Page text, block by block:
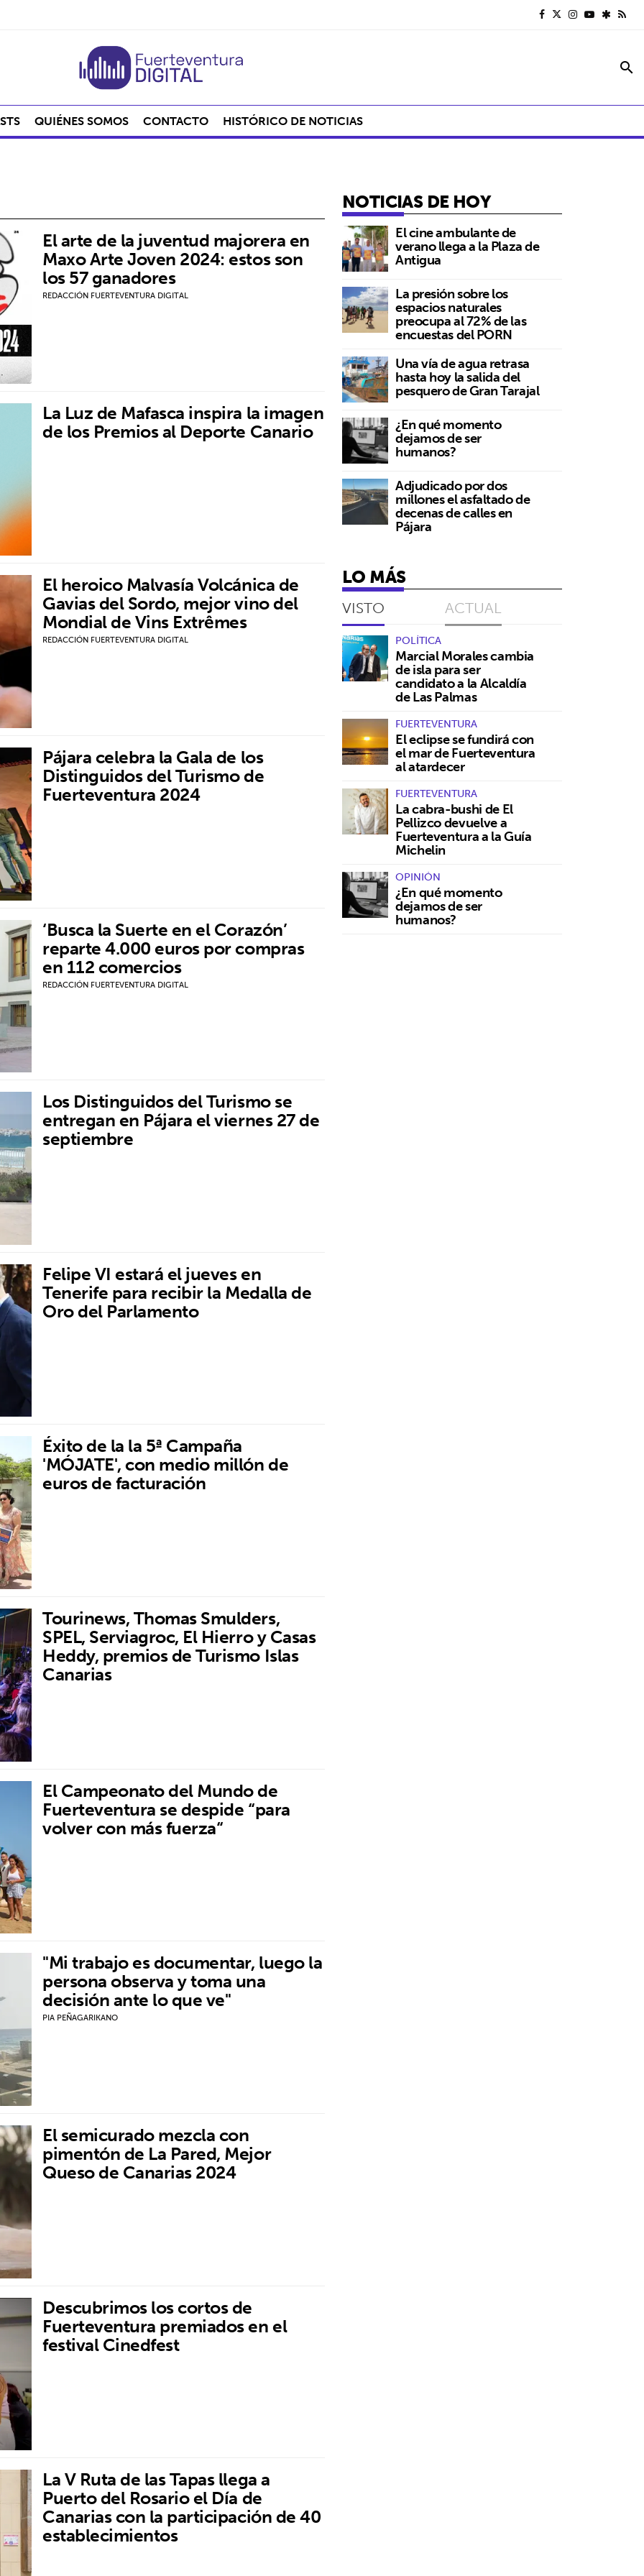
search
QUIÉNES SOMOS CONTACTO HISTÓRICO DE NOTICIAS
El arte de la juventud majorera en
Maxo Arte Joven 2024: estos son
los 57 ganadores
REDACCIÓN FUERTEVENTURA DIGITAL
La Luz de Mafasca inspira la imagen
de los Premios al Deporte Canario
El heroico Malvasía Volcánica de
Gavias del Sordo, mejor vino del
Mondial de Vins Extrêmes
REDACCIÓN FUERTEVENTURA DIGITAL
Pájara celebra la Gala de los
Distinguidos del Turismo de
Fuerteventura 2024
‘Busca la Suerte en el Corazón’
reparte 4.000 euros por compras
en 112 comercios
REDACCIÓN FUERTEVENTURA DIGITAL
Los Distinguidos del Turismo se
entregan en Pájara el viernes 27 de
septiembre
Felipe VI estará el jueves en
Tenerife para recibir la Medalla de
Oro del Parlamento
Éxito de la la 5ª Campaña
'MÓJATE', con medio millón de
euros de facturación
Tourinews, Thomas Smulders,
SPEL, Serviagroc, El Hierro y Casas
Heddy, premios de Turismo Islas
Canarias
El Campeonato del Mundo de
Fuerteventura se despide “para
volver con más fuerza“
"Mi trabajo es documentar, luego la
persona observa y toma una
decisión ante lo que ve"
PIA PEÑAGARIKANO
El semicurado mezcla con
pimentón de La Pared, Mejor
Queso de Canarias 2024
Descubrimos los cortos de
Fuerteventura premiados en el
festival Cinedfest
La V Ruta de las Tapas llega a
Puerto del Rosario el Día de
Canarias con la participación de 40
establecimientos
NOTICIAS DE HOY
El cine ambulante de
verano llega a la Plaza de
Antigua
La presión sobre los
espacios naturales
preocupa al 72% de las
encuestas del PORN
Una vía de agua retrasa
hasta hoy la salida del
pesquero de Gran Tarajal
¿En qué momento
dejamos de ser
humanos?
Adjudicado por dos
millones el asfaltado de
decenas de calles en
Pájara
LO MÁS
VISTO ACTUAL
POLÍTICA
Marcial Morales cambia
de isla para ser
candidato a la Alcaldía
de Las Palmas
FUERTEVENTURA
El eclipse se fundirá con
el mar de Fuerteventura
al atardecer
FUERTEVENTURA
La cabra-bushi de El
Pellizco devuelve a
Fuerteventura a la Guía
Michelin
OPINIÓN
¿En qué momento
dejamos de ser
humanos?